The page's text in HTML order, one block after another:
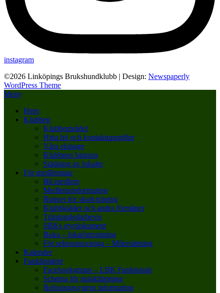
instagram
©2026 Linköpings Brukshundklubb | Design: Newspaperly
WordPress Theme
Meny
Hem
Klubben
Klubbområdet
Hitta hit och kontaktuppgifter
Våra ekipage
Klubbens historia
Städning av lokaler
För medlemmar
Bli medlem
Medlemsinformation
Rutiner för skott-träning
Klubbkläder och andra förmåner
Träningsledarbevis
SBKs styrdokument
Boka – lokal/utrustning
För sektoransvariga – Milersättning
Kalender
Funktionärer
Facebookgrupp – LBK Funktionär
Schema för gräsklippning
Belöningssystem information